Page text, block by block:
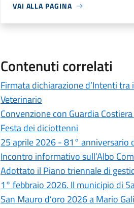
VAI ALLA PAGINA
Contenuti correlati
Firmata dichiarazione d’Intenti tra
Veterinario
Convenzione con Guardia
Festa dei diciottenni
25 aprile 2026 - 81° anniversario
Incontro informativo sull’Albo
Adottato il Piano triennale di
1° febbraio 2026. Il municipio di
San Mauro d’oro 2026 a Mario